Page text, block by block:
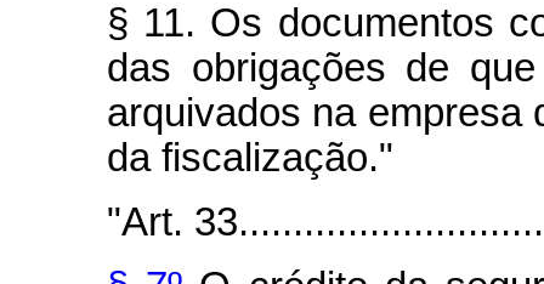
§ 11. Os documentos
das obrigações de
arquivados na empresa
da fiscalização."
"Art.